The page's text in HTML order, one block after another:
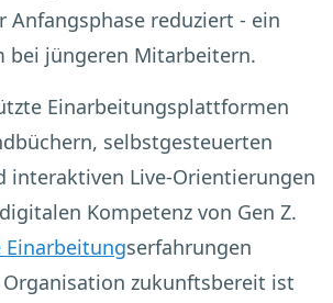
Anfangsphase reduziert - ein
bei jüngeren Mitarbeitern.
Einarbeitungsplattformen
selbstgesteuerten
interaktiven Live-Orientierungen
Kompetenz von Gen Z.
serfahrungen
zukunftsbereit ist